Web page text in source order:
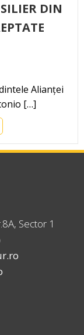
DIN
Alianței
[…]
Sector 1